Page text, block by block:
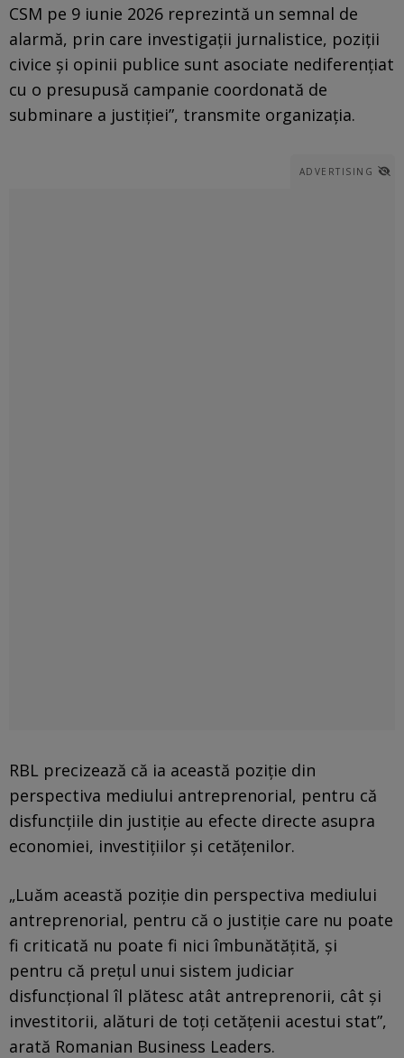
CSM pe 9 iunie 2026 reprezintă un semnal de
alarmă, prin care investigații jurnalistice, poziții
civice și opinii publice sunt asociate nediferențiat
cu o presupusă campanie coordonată de
subminare a justiției”, transmite organizația.
ADVERTISING
RBL precizează că ia această poziție din
perspectiva mediului antreprenorial, pentru că
disfuncțiile din justiție au efecte directe asupra
economiei, investițiilor și cetățenilor.
„Luăm această poziție din perspectiva mediului
antreprenorial, pentru că o justiție care nu poate
fi criticată nu poate fi nici îmbunătățită, și
pentru că prețul unui sistem judiciar
disfuncțional îl plătesc atât antreprenorii, cât și
investitorii, alături de toți cetățenii acestui stat”,
arată Romanian Business Leaders.